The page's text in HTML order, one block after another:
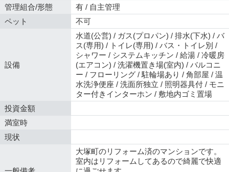
管理組合/形態
有 / 自主管理
ペット
不可
設備
水道(公営) / ガス(プロパン) / 排水(下水) / バ
ス(専用) / トイレ(専用) / バス・トイレ別 /
シャワー / システムキッチン / 給湯 / 冷暖房
(エアコン) / 洗濯機置き場(室内) / バルコニ
ー / フローリング / 駐輪場あり / 角部屋 / 温
水洗浄便座 / 洗面所独立 / 照明器具付 / モニ
ター付きインターホン / 敷地内ゴミ置場
投資金額
満室時
現状
大塚町のリフォーム済のマンションです。
室内はリフォームしてあるので綺麗で快適